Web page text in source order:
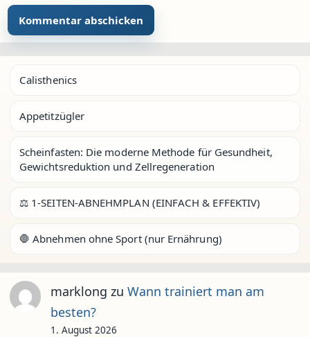
Calisthenics
Appetitzügler
Scheinfasten: Die moderne Methode für Gesundheit,
Gewichtsreduktion und Zellregeneration
⚖️ 1-SEITEN-ABNEHMPLAN (EINFACH & EFFEKTIV)
🛑 Abnehmen ohne Sport (nur Ernährung)
marklong zu Wann trainiert man am
besten?
1. August 2026